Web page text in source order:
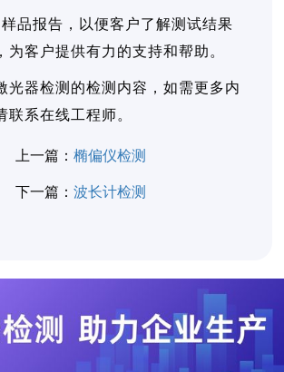
品报告，以便客户了解测试结果
为客户提供有力的支持和帮助。
光器检测的检测内容，如需更多内
联系在线工程师。
上一篇： 椭偏仪检测
下一篇： 波长计检测